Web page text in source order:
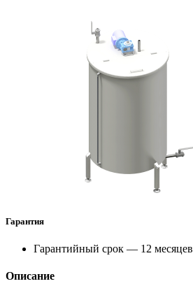
Гарантия
Гарантийный срок — 12 месяцев
Описание